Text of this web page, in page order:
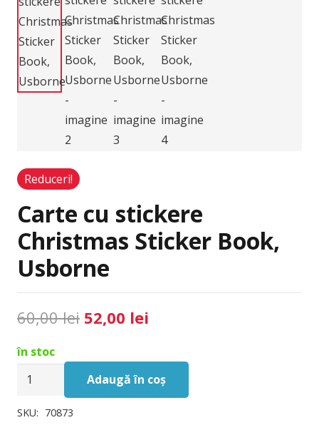
Reduceri!
Carte cu stickere
Christmas Sticker Book,
Usborne
60,00lei Prețul
a
fost:
60,00 lei.
52,00 lei
este:
52,00 lei.
în stoc
Cantitate
cu
Adaugă în coș
SKU: 70873